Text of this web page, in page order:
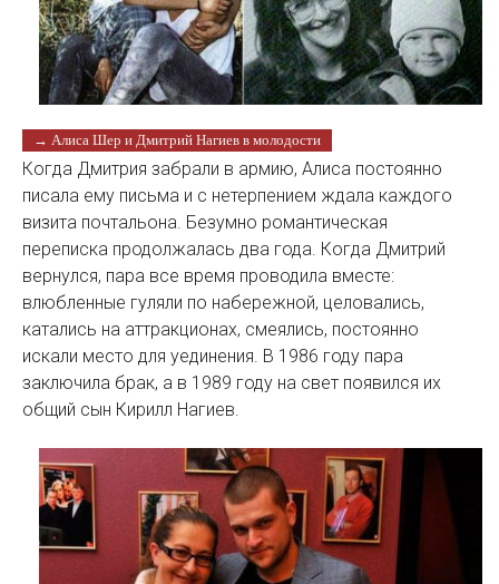
→ Алиса Шер и Дмитрий Нагиев в молодости
Когда Дмитрия забрали в армию, Алиса постоянно
писала ему письма и с нетерпением ждала каждого
визита почтальона. Безумно романтическая
переписка продолжалась два года. Когда Дмитрий
вернулся, пара все время проводила вместе:
влюбленные гуляли по набережной, целовались,
катались на аттракционах, смеялись, постоянно
искали место для уединения. В 1986 году пара
заключила брак, а в 1989 году на свет появился их
общий сын Кирилл Нагиев.